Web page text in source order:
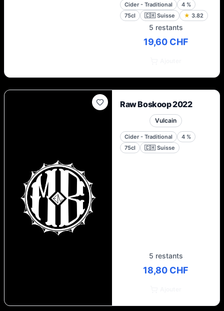
Cider - Traditional 4 %
75cl
🇨🇭 Suisse ★ 3.82
5 restants
19,60 CHF
Raw Boskoop 2022
Vulcain
Cider - Traditional 4 %
75cl
🇨🇭 Suisse
5 restants
18,80 CHF